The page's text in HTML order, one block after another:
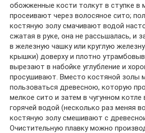
обожженные кости толкут в ступке в
просеивают через волосяное сито;
костяную золу смачивают водой
сжатая в руке, она не рассьшалась, и
в железную чашку или круглую
крышки) доверху и плотно
вырезают в набойке углубление и
просушивают. Вместо костяной золы
пользоваться древесною, которую
мелкое сито и затем в чугунном
горячей водой (несколько раз меняя
костяную золу смешивают с
Очистительную плавку можно